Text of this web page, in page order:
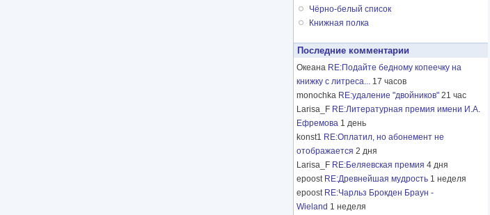
Чёрно-белый список
Книжная полка
Последние комментарии
Океана RE:Подайте бедному копеечку на
книжку с литреса... 17 часов
monochka RE:удаление "двойников" 21 час
Larisa_F RE:Литературная премия имени И.А.
Ефремова 1 день
konst1 RE:Оплатил, но абонемент не
отображается 2 дня
Larisa_F RE:Беляевская премия 4 дня
epoost RE:Древнейшая мудрость 1 неделя
epoost RE:Чарльз Брокден Браун -
Wieland 1 неделя